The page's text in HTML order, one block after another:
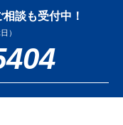
談も受付中！
）